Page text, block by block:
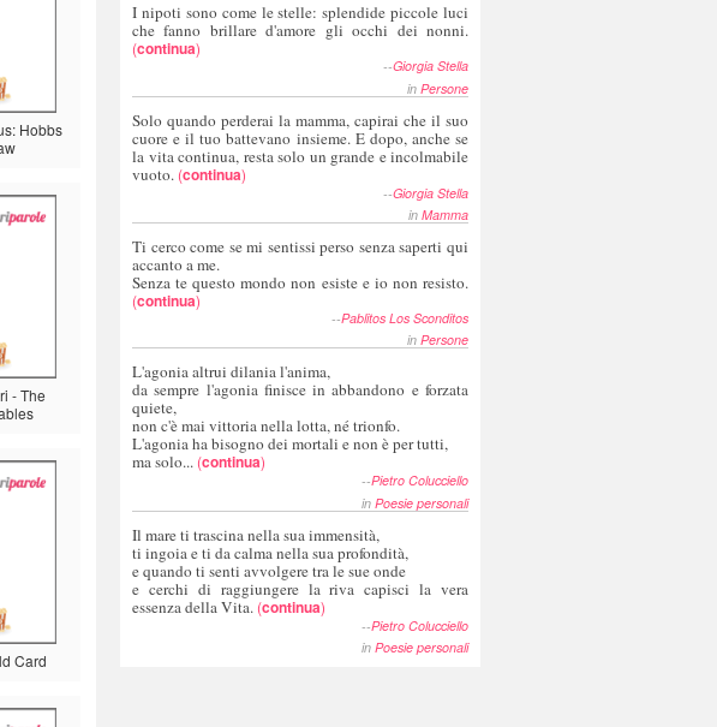
Hobbs
- The
Card
I nipoti sono come le stelle: splendide piccole luci
che fanno brillare d'amore gli occhi dei nonni.
(continua)
--Giorgia Stella
in Persone
Solo quando perderai la mamma, capirai che il suo
cuore e il tuo battevano insieme. E dopo, anche se
la vita continua, resta solo un grande e incolmabile
vuoto. (continua)
--Giorgia Stella
in Mamma
Ti cerco come se mi sentissi perso senza saperti qui
accanto a me.
Senza te questo mondo non esiste e io non resisto.
(continua)
--Pablitos Los Sconditos
in Persone
L'agonia altrui dilania l'anima,
da sempre l'agonia finisce in abbandono e forzata
quiete,
non c'è mai vittoria nella lotta, né trionfo.
L'agonia ha bisogno dei mortali e non è per tutti,
ma solo... (continua)
--Pietro Colucciello
in Poesie personali
Il mare ti trascina nella sua immensità,
ti ingoia e ti da calma nella sua profondità,
e quando ti senti avvolgere tra le sue onde
e cerchi di raggiungere la riva capisci la vera
essenza della Vita. (continua)
--Pietro Colucciello
in Poesie personali